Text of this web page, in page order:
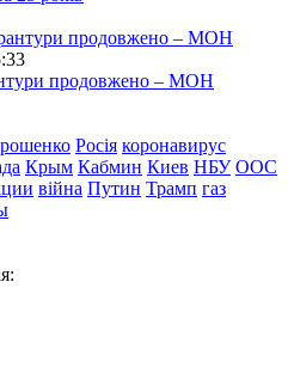
продовжено – МОН
Росія коронавирус
Крым Кабмин Киев НБУ ООС
війна Путин Трамп газ